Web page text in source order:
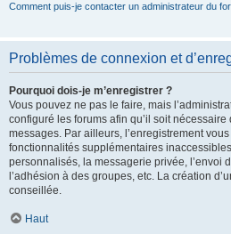
Comment puis-je contacter un administrateur du
Problèmes de connexion et
Pourquoi dois-je m’enregistrer ?
Vous pouvez ne pas le faire, mais
configuré les forums afin qu’il soit
messages. Par ailleurs, l’enregistrement
fonctionnalités supplémentaires
personnalisés, la messagerie privée, l’envoi
l’adhésion à des groupes, etc. La création
conseillée.
Haut